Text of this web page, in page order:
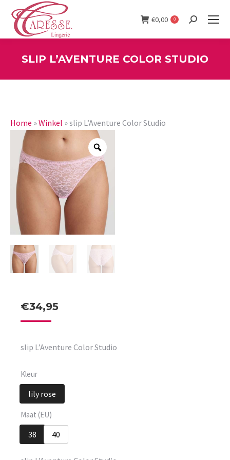
€0,00 0 Search:
SLIP L’AVENTURE COLOR STUDIO
Home »Winkel »slip L’Aventure Color Studio
€34,95
slip L’Aventure Color Studio
Kleur
lily rose
Maat (EU)
38 40